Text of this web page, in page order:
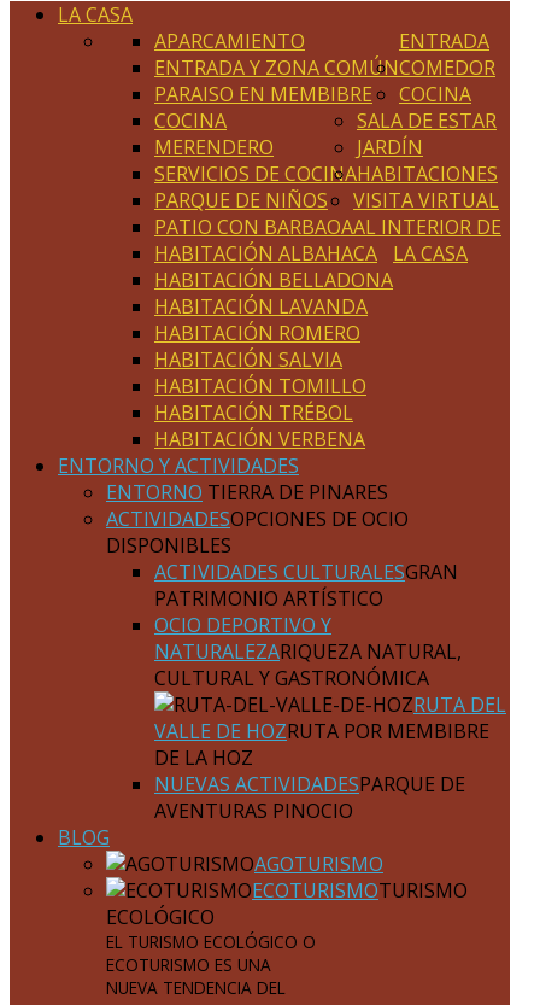
LA CASA
ENTRADA
APARCAMIENTO
ENTRADA Y ZONA COMÚN
PARAISO EN MEMBIBRE
COMEDOR
COCINA
COCINA
MERENDERO
SERVICIOS DE COCINA
SALA DE ESTAR
JARDÍN
PARQUE DE NIÑOS
PATIO CON BARBAOA
HABITACIONES
HABITACIÓN ALBAHACA
HABITACIÓN BELLADONA
HABITACIÓN LAVANDA
HABITACIÓN ROMERO
HABITACIÓN SALVIA
HABITACIÓN TOMILLO
HABITACIÓN TRÉBOL
HABITACIÓN VERBENA
VISITA VIRTUAL
AL INTERIOR DE
LA CASA
ENTORNO Y ACTIVIDADES
ENTORNO TIERRA DE PINARES
ACTIVIDADESOPCIONES DE OCIO
DISPONIBLES
ACTIVIDADES CULTURALESGRAN
PATRIMONIO ARTÍSTICO
OCIO DEPORTIVO Y
NATURALEZARIQUEZA NATURAL,
CULTURAL Y GASTRONÓMICA
RUTA DEL
VALLE DE HOZRUTA POR MEMBIBRE
DE LA HOZ
NUEVAS ACTIVIDADESPARQUE DE
AVENTURAS PINOCIO
BLOG
AGOTURISMO
ECOTURISMOTURISMO
ECOLÓGICO
EL TURISMO ECOLÓGICO O
ECOTURISMO ES UNA
NUEVA TENDENCIA DEL